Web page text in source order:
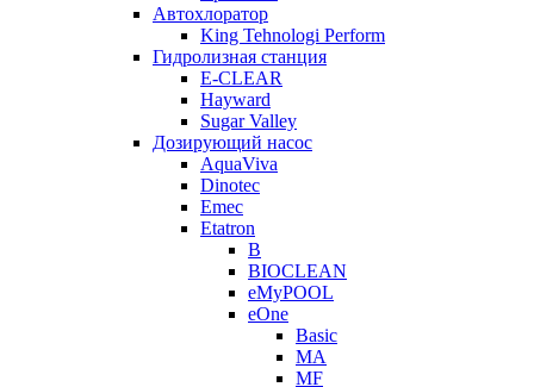
Автохлоратор
King Tehnologi Perform
Гидролизная станция
E-CLEAR
Hayward
Sugar Valley
Дозирующий насос
AquaViva
Dinotec
Emec
Etatron
B
BIOCLEAN
eMyPOOL
eOne
Basic
MA
MF